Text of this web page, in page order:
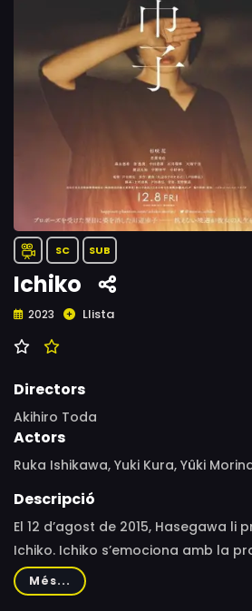
SC SUB
Ichiko
2023 Llista
Directors
Akihiro Toda
Actors
Ruka Ishikawa, Yuki Kura, Yûki
Descripció
El 12 d’agost de 2015, Hasegawa li
Ichiko. Ichiko s’emociona amb la
Hasegawa i vessa llàgrimes, però
sobtadament de casa,
Més...